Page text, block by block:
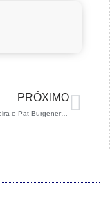
PRÓXIMO
Augustinho Teixeira e Pat Burgener treinam em Kitszteinhorn